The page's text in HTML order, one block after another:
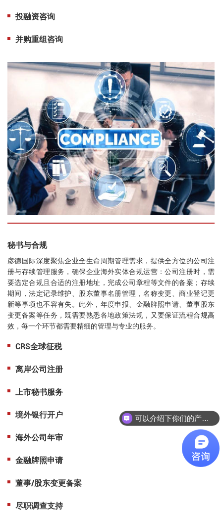
投融资咨询
并购重组咨询
秘书与合规
彦德国际深度聚焦企业全生命周期管理需求，提供全方位的公司注
册与存续管理服务，确保企业海外实体合规运营：公司注册时，需
要选定合规且合适的注册地址，完成公司章程等文件的备案；存续
期间，法定记录维护、股东董事名册管理，名称变更、商业登记更
新等事项也不容有失。此外，年度申报、金融牌照申请、董事股东
变更备案等任务，既需要熟悉各地政策法规，又要保证流程合规高
效，每一个环节都需要精细的管理与专业的服务。
CRS全球征税
离岸公司注册
上市秘书服务
境外银行开户
海外公司年审
金融牌照申请
董事/股东变更备案
尽职调查支持
你们是怎么收费的呢